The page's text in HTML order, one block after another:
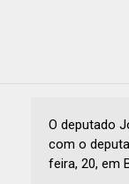
O deputado
com o
feira, 20, em